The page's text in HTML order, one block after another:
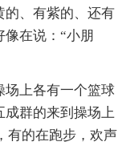
的、有紫的、还有
在说：“小朋
场上各有一个篮球
群的来到操场上
有的在跑步，欢声